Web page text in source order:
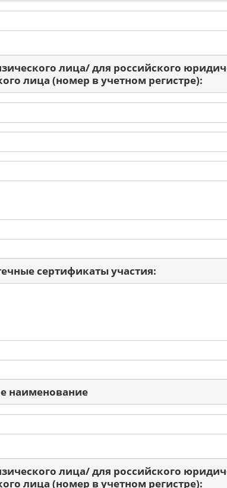
лица/ для российского
лица (номер в учетном регистре):
сертификаты участия:
наименование
лица/ для российского
лица (номер в учетном регистре):